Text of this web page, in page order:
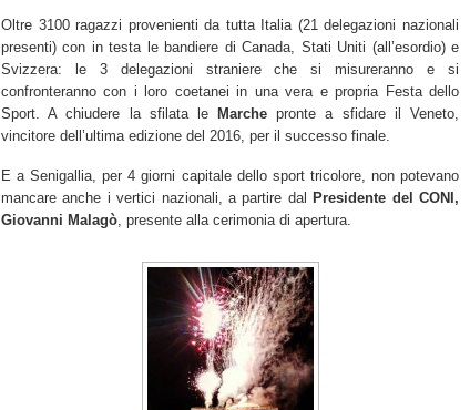
Oltre 3100 ragazzi provenienti da tutta Italia (21 delegazioni nazionali
presenti) con in testa le bandiere di Canada, Stati Uniti (all’esordio) e
Svizzera: le 3 delegazioni straniere che si misureranno e si
confronteranno con i loro coetanei in una vera e propria Festa dello
Sport. A chiudere la sfilata le
Marche pronte a sfidare il Veneto,
vincitore dell’ultima edizione del 2016, per il successo finale.
E a Senigallia, per 4 giorni capitale dello sport tricolore, non potevano
mancare anche i vertici nazionali, a partire dal
Presidente del CONI,
Giovanni Malagò , presente alla cerimonia di apertura.